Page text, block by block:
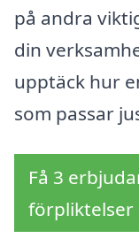
på andra
din
upptäck hur
som passar
Få 3
förpliktelser